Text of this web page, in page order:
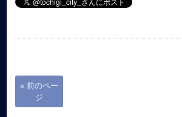
« 前のペー
ジ